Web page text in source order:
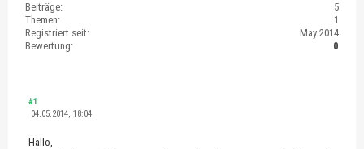
Beiträge:
5
Themen:
1
Registriert seit:
May 2014
Bewertung:
0
#1
04.05.2014, 18:04
Hallo,